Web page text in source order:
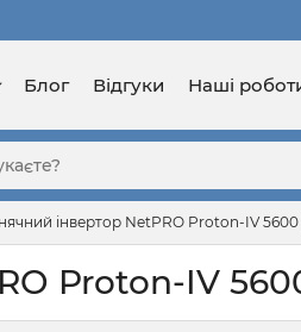
Блог Відгуки Наші
інвертор NetPRO Proton-IV 5600
Proton-IV